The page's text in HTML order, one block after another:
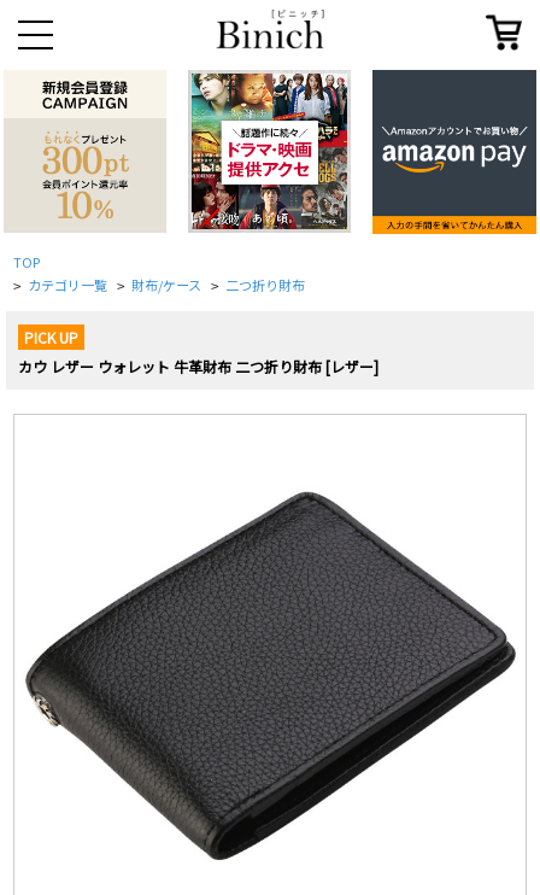
TOP
> カテゴリ一覧 > 財布/ケース > 二つ折り財布
PICK UP
カウ レザー ウォレット 牛革財布 二つ折り財布 [レザー]